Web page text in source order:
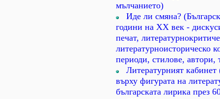
мълчанието)
Иде ли смяна?
години на XX век -
печат,
литературноисторическо
периоди, стилове, автори,
Литературният
върху фигурата на
българската лирика през